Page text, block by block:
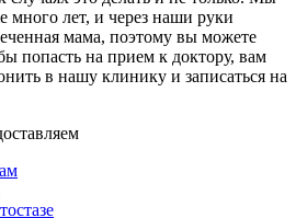
много лет, и через наши руки
мама, поэтому вы можете
попасть на прием к доктору, вам
в нашу клинику и записаться на